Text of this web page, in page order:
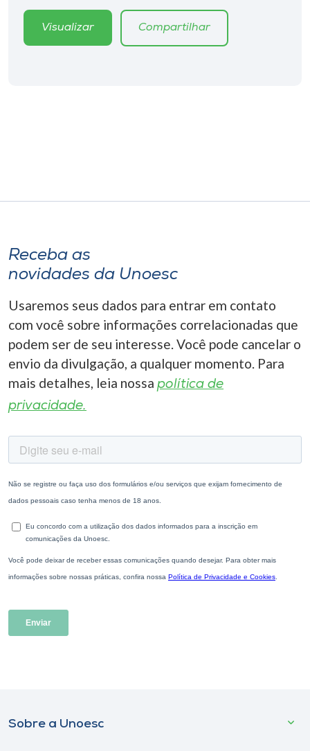
Visualizar Compartilhar
Receba as
novidades da Unoesc
Usaremos seus dados para entrar em contato
com você sobre informações correlacionadas que
podem ser de seu interesse. Você pode cancelar o
envio da divulgação, a qualquer momento. Para
mais detalhes, leia nossa política de
privacidade.
Sobre a Unoesc